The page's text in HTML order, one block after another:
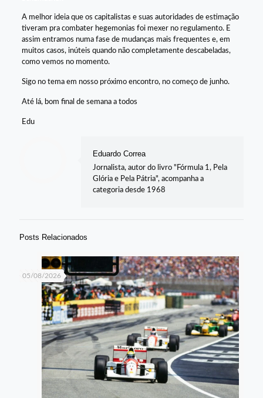
A melhor ideia que os capitalistas e suas autoridades de estimação
tiveram pra combater hegemonias foi mexer no regulamento. E
assim entramos numa fase de mudanças mais frequentes e, em
muitos casos, inúteis quando não completamente descabeladas,
como vemos no momento.
Sigo no tema em nosso próximo encontro, no começo de junho.
Até lá, bom final de semana a todos
Edu
Eduardo Correa
Jornalista, autor do livro "Fórmula 1, Pela
Glória e Pela Pátria", acompanha a
categoria desde 1968
Posts Relacionados
05/08/2026